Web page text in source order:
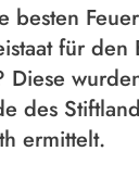
besten
für den
Diese
des
ermittelt.